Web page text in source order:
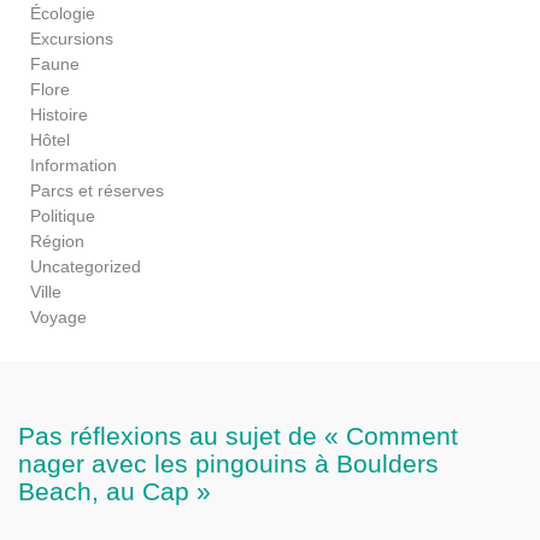
Écologie
Excursions
Faune
Flore
Histoire
Hôtel
Information
Parcs et réserves
Politique
Région
Uncategorized
Ville
Voyage
Pas réflexions au sujet de « Comment
nager avec les pingouins à Boulders
Beach, au Cap »